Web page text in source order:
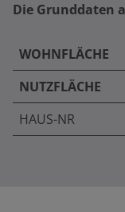
Die Grunddaten
WOHNFLÄCHE
NUTZFLÄCHE
HAUS-NR